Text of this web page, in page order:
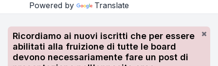
Powered by Translate
Ricordiamo ai nuovi iscritti che per essere
abilitati alla fruizione di tutte le board
devono necessariamente fare un post di